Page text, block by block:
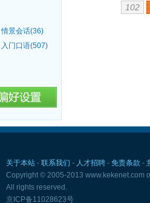
情景会话(36)
入门口语(507)
102
关于本站- 联系我们 - 人才招聘- 免责条款 -
Copyright © 2005-2013 www.kekenet.com
All rights reserved.
京ICP备11028623号